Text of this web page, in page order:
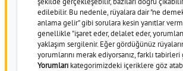
edilebilir. Bu nedenle, rüyalara dair "ne
anlama gelir" gibi sorulara kesin yanıtlar
genellikle "işaret eder, delalet eder,
yaklaşım sergilenir. Eğer gördüğünüz
yorumlarını merak ediyorsanız, farklı
Yorumları kategorimizdeki içeriklere göz